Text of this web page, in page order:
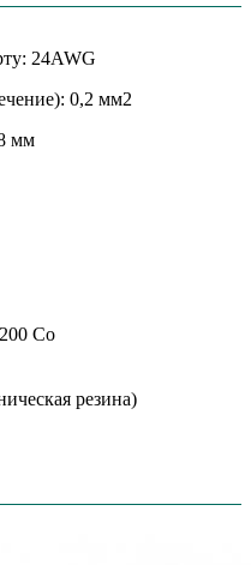
24AWG
0,2 мм2
мм
Сo
резина)